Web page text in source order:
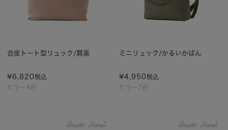
カラー4色
合皮トート型リュック/肩楽
¥6,820税込
カラー7色
ミニリュック/かるいかばん
¥4,950税込